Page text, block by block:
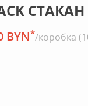
СТАКАН
BYN*/коробка